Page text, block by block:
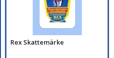
Rex Skattemärke